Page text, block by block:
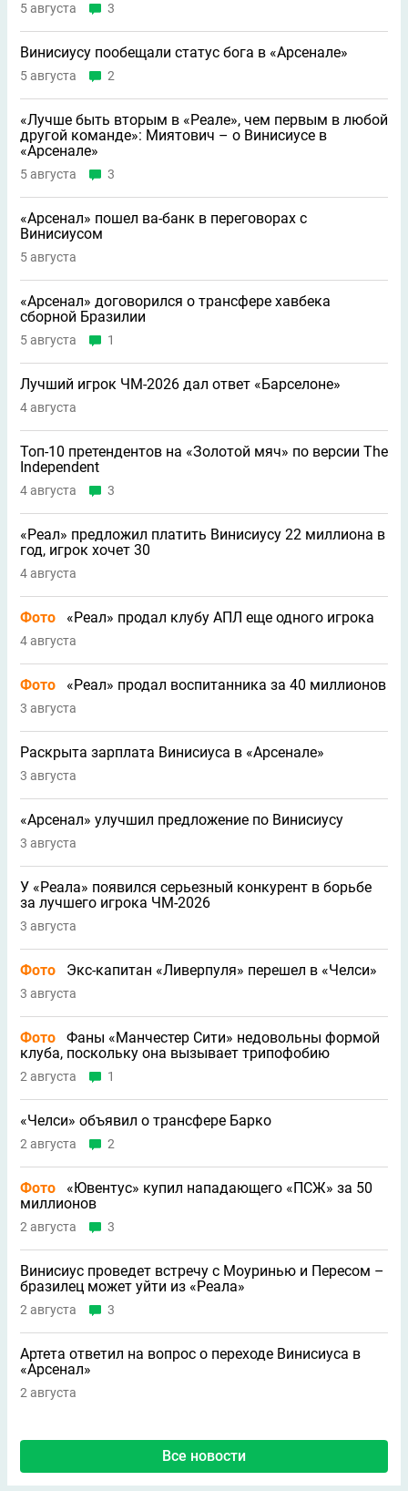
5 августа 3
Винисиусу пообещали статус бога в «Арсенале»
5 августа 2
«Лучше быть вторым в «Реале», чем первым в любой
другой команде»: Миятович – о Винисиусе в
«Арсенале»
5 августа 3
«Арсенал» пошел ва-банк в переговорах с
Винисиусом
5 августа
«Арсенал» договорился о трансфере хавбека
сборной Бразилии
5 августа 1
Лучший игрок ЧМ-2026 дал ответ «Барселоне»
4 августа
Топ-10 претендентов на «Золотой мяч» по версии The
Independent
4 августа 3
«Реал» предложил платить Винисиусу 22 миллиона в
год, игрок хочет 30
4 августа
Фото «Реал» продал клубу АПЛ еще одного игрока
4 августа
Фото «Реал» продал воспитанника за 40 миллионов
3 августа
Раскрыта зарплата Винисиуса в «Арсенале»
3 августа
«Арсенал» улучшил предложение по Винисиусу
3 августа
У «Реала» появился серьезный конкурент в борьбе
за лучшего игрока ЧМ-2026
3 августа
Фото Экс-капитан «Ливерпуля» перешел в «Челси»
3 августа
Фото
Фаны «Манчестер Сити» недовольны формой
клуба, поскольку она вызывает трипофобию
2 августа 1
«Челси» объявил о трансфере Барко
2 августа 2
Фото
«Ювентус» купил нападающего «ПСЖ» за 50
миллионов
2 августа 3
Винисиус проведет встречу с Моуринью и Пересом –
бразилец может уйти из «Реала»
2 августа 3
Артета ответил на вопрос о переходе Винисиуса в
«Арсенал»
2 августа
Все новости